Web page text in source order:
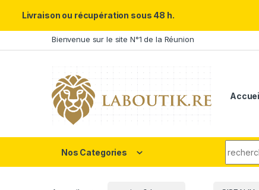
Skip to navigation
Skip to contentBienvenue sur le site N°1 de la Réunion
Nos Categories
Livraison ou récupération sous 48 h.